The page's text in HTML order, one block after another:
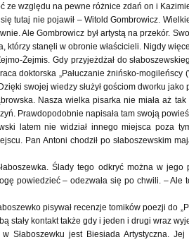
ze względu na pewne różnice zdań on i
tutaj nie pojawił – Witold Gombrowicz.
Ale Gombrowicz był artystą na przekór.
którzy stanęli w obronie właścicieli. Nigdy
Żejmis. Gdy przyjeżdżał do
doktorska „Pałuczanie żnińsko-
swojej wiedzy służył gościom dworku
Nasza wielka pisarka nie miała aż
Prawdopodobnie napisała tam swoją
latem nie widział innego miejsca poza
Pan Antoni chodził po słaboszewskim
Ślady tego odkryć można w
powiedzieć – odezwała się po chwili. –
pisywał recenzje tomików poezji do
stały kontakt także gdy i jeden i drugi wraz
Słaboszewku jest Biesiada Artystyczna.